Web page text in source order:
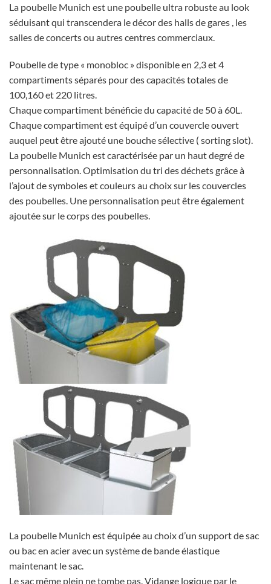
La poubelle Munich est une poubelle ultra robuste au look
séduisant qui transcendera le décor des halls de gares , les
salles de concerts ou autres centres commerciaux.
Poubelle de type « monobloc » disponible en 2,3 et 4
compartiments séparés pour des capacités totales de
100,160 et 220 litres.
Chaque compartiment bénéficie du capacité de 50 à 60L.
Chaque compartiment est équipé d’un couvercle ouvert
auquel peut être ajouté une bouche sélective ( sorting slot).
La poubelle Munich est caractérisée par un haut degré de
personnalisation. Optimisation du tri des déchets grâce à
l’ajout de symboles et couleurs au choix sur les couvercles
des poubelles. Une personnalisation peut être également
ajoutée sur le corps des poubelles.
La poubelle Munich est équipée au choix d’un support de sac
ou bac en acier avec un système de bande élastique
maintenant le sac.
Le sac même plein ne tombe pas. Vidange logique par le